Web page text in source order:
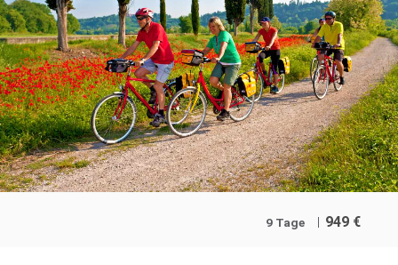
9 Tage 949 €